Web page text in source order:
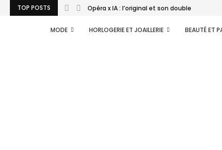
TOP POSTS Opéra x IA : l’original et son double
MODE HORLOGERIE ET JOAILLERIE BEAUTÉ ET